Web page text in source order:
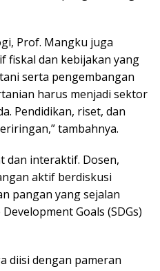
Prof. Mangku juga
fiskal dan kebijakan yang
serta pengembangan
harus menjadi sektor
Pendidikan, riset, dan
tambahnya.
dan interaktif. Dosen,
aktif berdiskusi
pangan yang sejalan
Goals (SDGs)
diisi dengan pameran